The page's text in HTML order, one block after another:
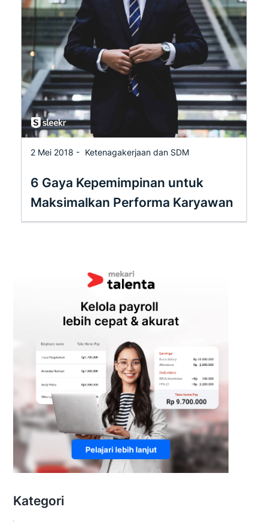
2 Mei 2018 - Ketenagakerjaan dan SDM
6 Gaya Kepemimpinan untuk
Maksimalkan Performa Karyawan
Kategori